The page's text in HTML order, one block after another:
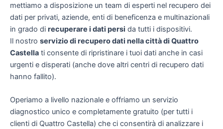
mettiamo a disposizione un team di esperti nel recupero dei
dati per privati, aziende, enti di beneficenza e multinazionali
in grado di recuperare i dati persi da tutti i dispositivi.
Il nostro servizio di recupero dati nella città di Quattro
Castella ti consente di ripristinare i tuoi dati anche in casi
urgenti e disperati (anche dove altri centri di recupero dati
hanno fallito).
Operiamo a livello nazionale e offriamo un servizio
diagnostico unico e completamente gratuito (per tutti i
clienti di Quattro Castella) che ci consentirà di analizzare i